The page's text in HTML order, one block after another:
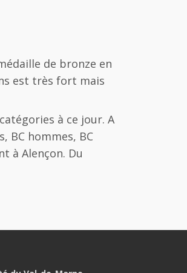
de bronze en
est très fort mais
à ce jour. A
BC hommes, BC
à Alençon. Du